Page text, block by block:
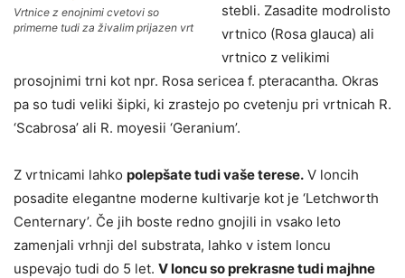
Vrtnice z enojnimi cvetovi so
primerne tudi za živalim prijazen vrt
stebli. Zasadite modrolisto
vrtnico (Rosa glauca) ali
vrtnico z velikimi
prosojnimi trni kot npr. Rosa sericea f. pteracantha. Okras
pa so tudi veliki šipki, ki zrastejo po cvetenju pri vrtnicah R.
‘Scabrosa’ ali R. moyesii ‘Geranium’.
Z vrtnicami lahko polepšate tudi vaše terese. V loncih
posadite elegantne moderne kultivarje kot je ‘Letchworth
Centernary’. Če jih boste redno gnojili in vsako leto
zamenjali vrhnji del substrata, lahko v istem loncu
uspevajo tudi do 5 let. V loncu so prekrasne tudi majhne